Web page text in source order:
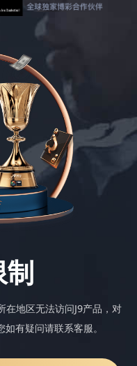
在地区无法访问J9产品，对
有疑问请联系客服。